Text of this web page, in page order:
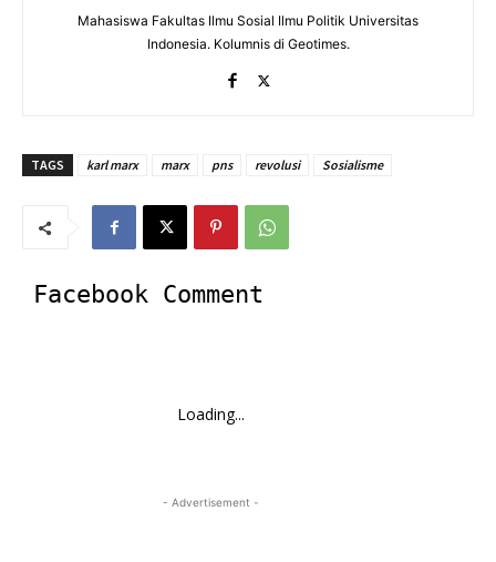
Mahasiswa Fakultas Ilmu Sosial Ilmu Politik Universitas
Indonesia. Kolumnis di Geotimes.
TAGS karl marx marx pns revolusi Sosialisme
Facebook Comment
Loading...
- Advertisement -